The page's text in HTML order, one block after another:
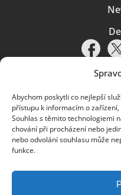
Abychom poskytli co nejlepší
přístupu k informacím o
Souhlas s těmito technologiemi
chování při procházení nebo
nebo odvolání souhlasu může
funkce.
Pravidla používání|Ochrana
Deloitte.cz
© 2026. Více informací najdete v
Deloitte označuje jednu či více
a přidružené subjekty (souhrnně
(rovněž označovaná jako
společností a jejich